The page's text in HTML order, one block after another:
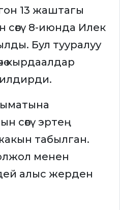
13 жаштагы
8-июнда Илек
Бул тууралуу
кырдаалдар
сөөгү эртең
табылган.
менен
алыс жерден